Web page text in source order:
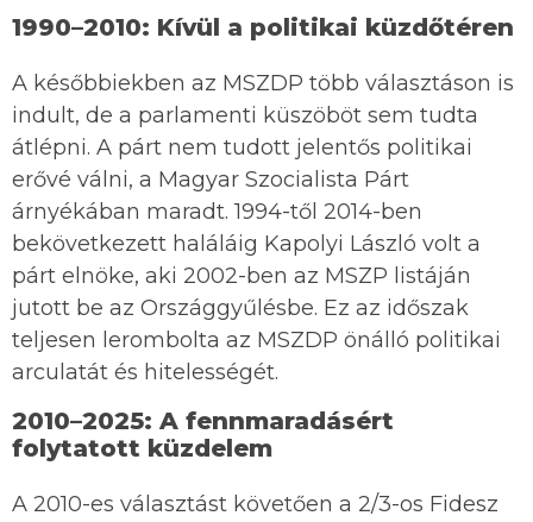
1990–2010: Kívül a politikai küzdőtéren
A későbbiekben az MSZDP több választáson is
indult, de a parlamenti küszöböt sem tudta
átlépni. A párt nem tudott jelentős politikai
erővé válni, a Magyar Szocialista Párt
árnyékában maradt. 1994-től 2014-ben
bekövetkezett haláláig Kapolyi László volt a
párt elnöke, aki 2002-ben az MSZP listáján
jutott be az Országgyűlésbe. Ez az időszak
teljesen lerombolta az MSZDP önálló politikai
arculatát és hitelességét.
2010–2025: A fennmaradásért
folytatott küzdelem
A 2010-es választást követően a 2/3-os Fidesz